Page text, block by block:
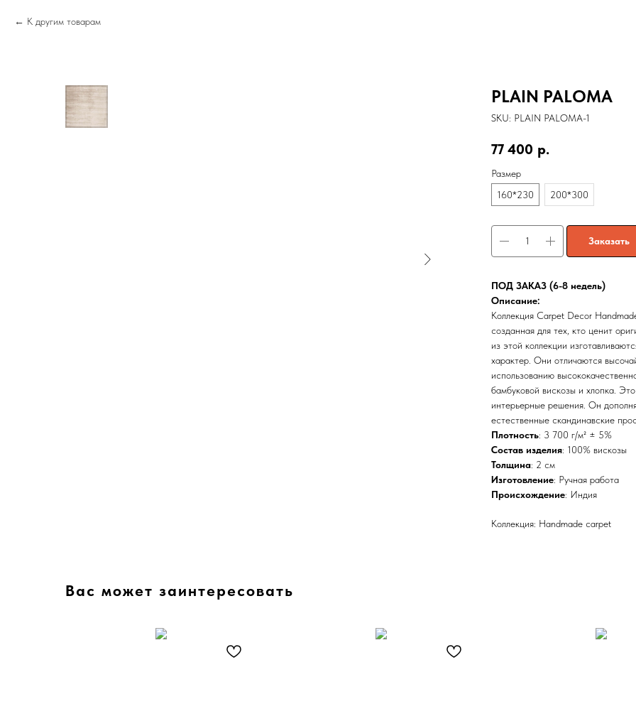
К другим товарам
PLAIN PALOMA
SKU: PLAIN PALOMA-1
77 400 р.
Размер
160*230
200*300
Заказать
ПОД ЗАКАЗ (6-8 недель)
Описание:
Коллекция Carpet Decor
созданная для тех, кто ценит
из этой коллекции
характер. Они отличаются
использованию
бамбуковой вискозы и хлопка.
интерьерные решения. Он
естественные скандинавские
Плотность: 3 700 г/м² ± 5%
Состав изделия: 100% вискозы
Толщина: 2 см
Изготовление: Ручная работа
Происхождение: Индия
Коллекция: Handmade carpet
Вас может заинтересовать